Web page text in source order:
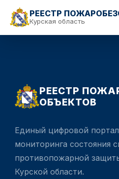
РЕЕСТР
Курская область
РЕЕСТР
ОБЪЕКТОВ
Единый цифровой портал
мониторинга состояния
противопожарной
Курской области.